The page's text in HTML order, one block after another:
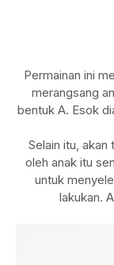
Permainan ini
merangsang
bentuk A. Esok
Selain itu,
oleh anak itu
untuk
lakukan.